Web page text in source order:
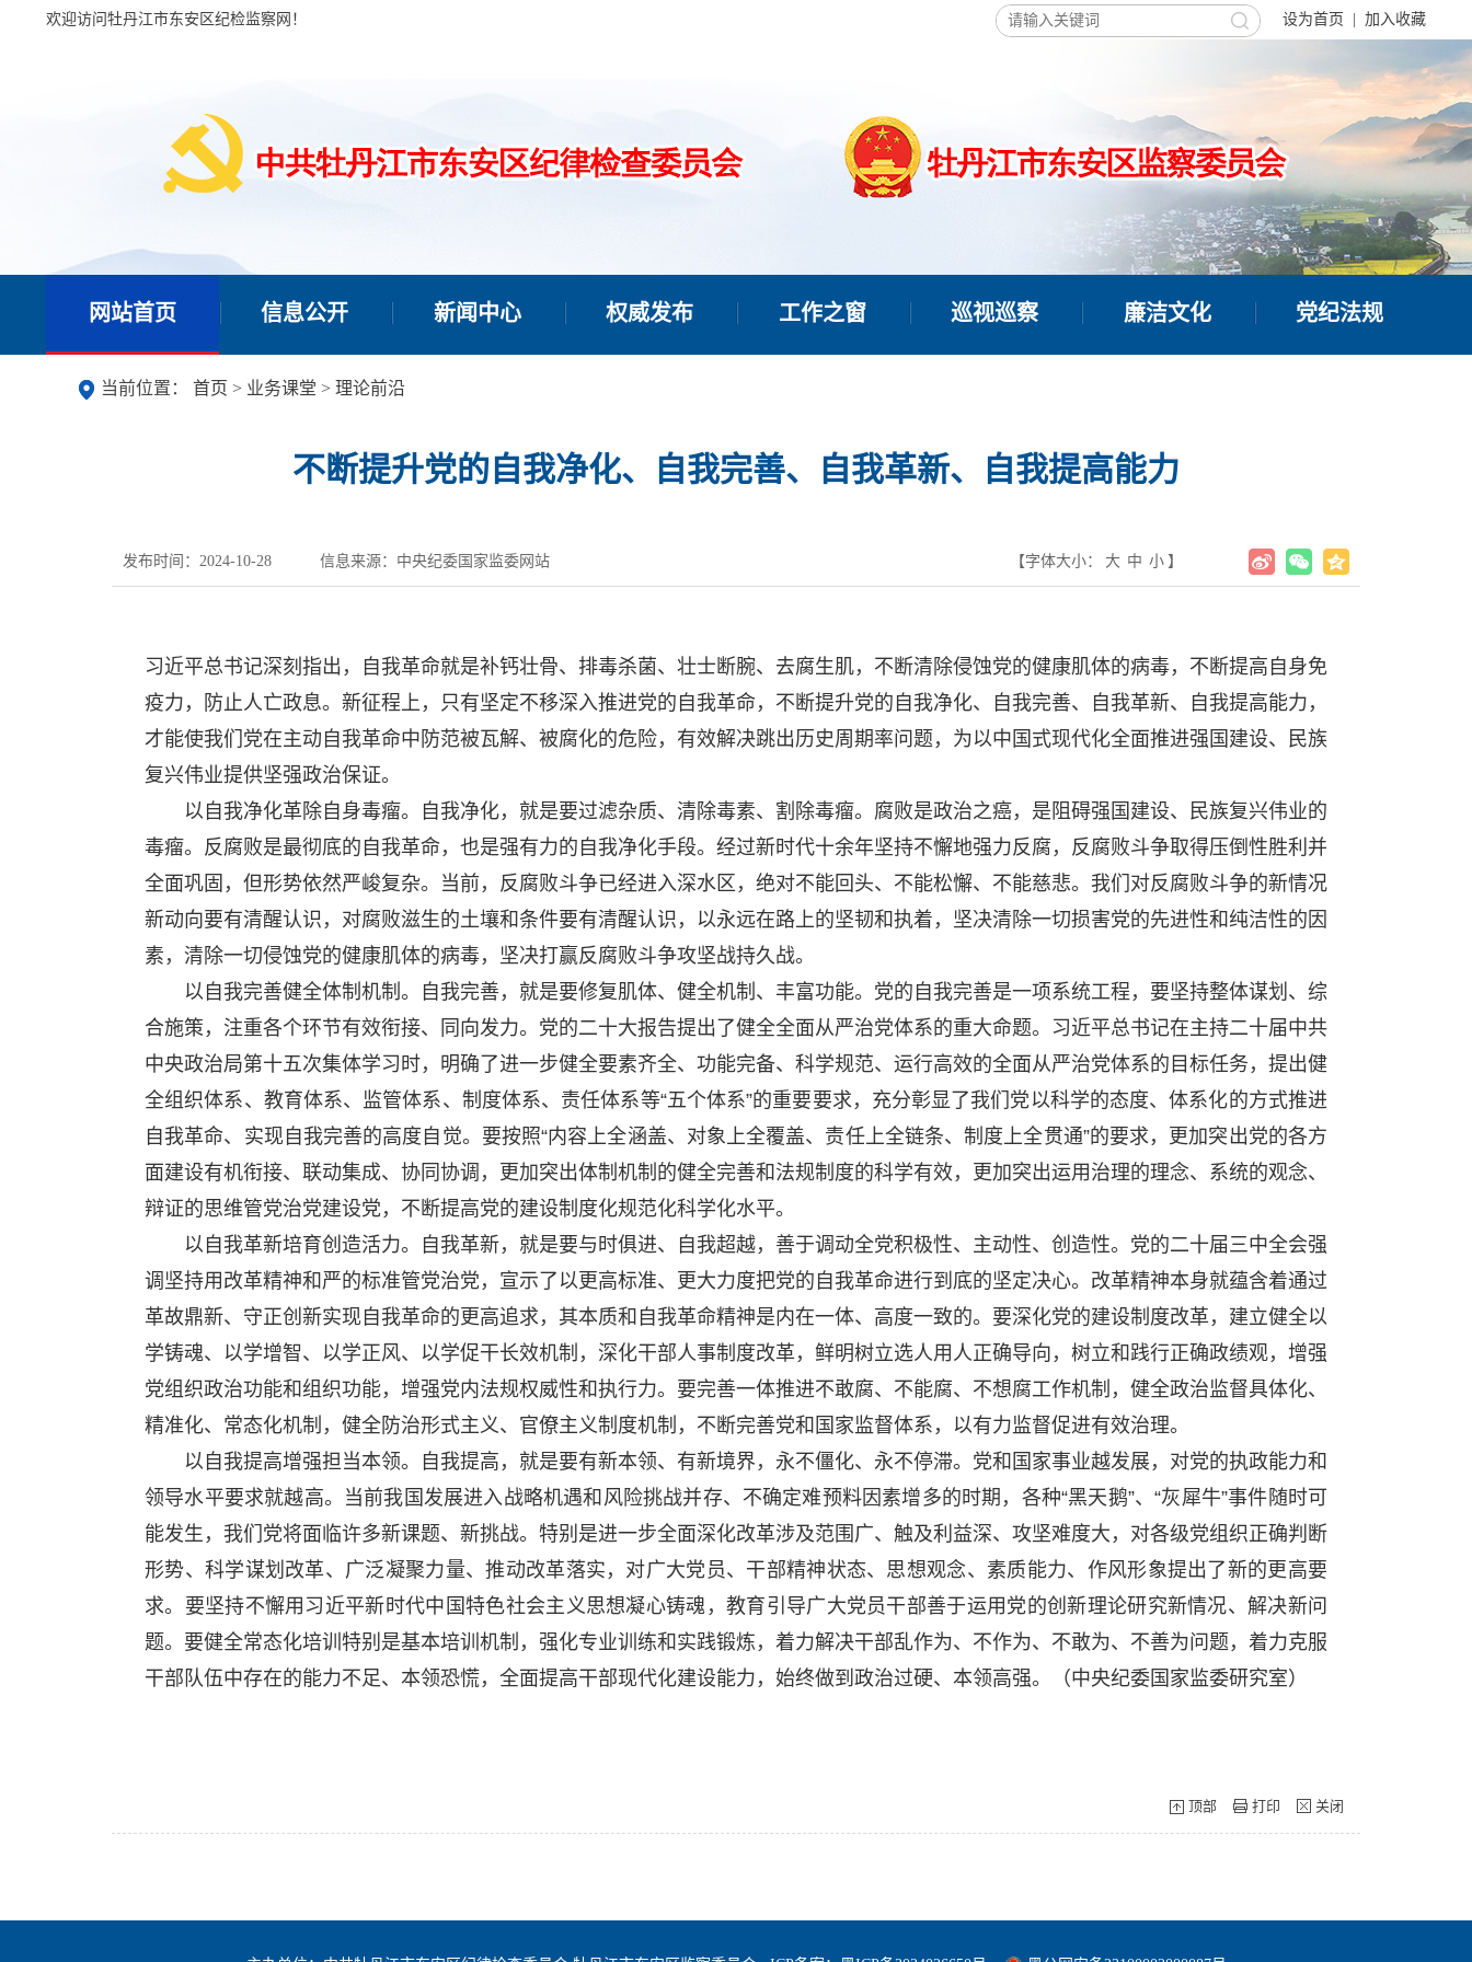
欢迎访问牡丹江市东安区纪检监察网！ 设为首页 加入收藏
网站首页 信息公开 新闻中心 权威发布 工作之窗 巡视巡察 廉洁文化 党纪法规
当前位置： 首页 > 业务课堂 > 理论前沿
不断提升党的自我净化、自我完善、自我革新、自我提高能力
发布时间：2024-10-28 信息来源：中央纪委国家监委网站 【字体大小： 大 中 小 】
习近平总书记深刻指出，自我革命就是补钙壮骨、排毒杀菌、壮士断腕、去腐生肌，不断清除侵蚀党的健康肌体的病毒，不断提高自身免
疫力，防止人亡政息。新征程上，只有坚定不移深入推进党的自我革命，不断提升党的自我净化、自我完善、自我革新、自我提高能力，
才能使我们党在主动自我革命中防范被瓦解、被腐化的危险，有效解决跳出历史周期率问题，为以中国式现代化全面推进强国建设、民族
复兴伟业提供坚强政治保证。
以自我净化革除自身毒瘤。自我净化，就是要过滤杂质、清除毒素、割除毒瘤。腐败是政治之癌，是阻碍强国建设、民族复兴伟业的
毒瘤。反腐败是最彻底的自我革命，也是强有力的自我净化手段。经过新时代十余年坚持不懈地强力反腐，反腐败斗争取得压倒性胜利并
全面巩固，但形势依然严峻复杂。当前，反腐败斗争已经进入深水区，绝对不能回头、不能松懈、不能慈悲。我们对反腐败斗争的新情况
新动向要有清醒认识，对腐败滋生的土壤和条件要有清醒认识，以永远在路上的坚韧和执着，坚决清除一切损害党的先进性和纯洁性的因
素，清除一切侵蚀党的健康肌体的病毒，坚决打赢反腐败斗争攻坚战持久战。
以自我完善健全体制机制。自我完善，就是要修复肌体、健全机制、丰富功能。党的自我完善是一项系统工程，要坚持整体谋划、综
合施策，注重各个环节有效衔接、同向发力。党的二十大报告提出了健全全面从严治党体系的重大命题。习近平总书记在主持二十届中共
中央政治局第十五次集体学习时，明确了进一步健全要素齐全、功能完备、科学规范、运行高效的全面从严治党体系的目标任务，提出健
全组织体系、教育体系、监管体系、制度体系、责任体系等“五个体系”的重要要求，充分彰显了我们党以科学的态度、体系化的方式推进
自我革命、实现自我完善的高度自觉。要按照“内容上全涵盖、对象上全覆盖、责任上全链条、制度上全贯通”的要求，更加突出党的各方
面建设有机衔接、联动集成、协同协调，更加突出体制机制的健全完善和法规制度的科学有效，更加突出运用治理的理念、系统的观念、
辩证的思维管党治党建设党，不断提高党的建设制度化规范化科学化水平。
以自我革新培育创造活力。自我革新，就是要与时俱进、自我超越，善于调动全党积极性、主动性、创造性。党的二十届三中全会强
调坚持用改革精神和严的标准管党治党，宣示了以更高标准、更大力度把党的自我革命进行到底的坚定决心。改革精神本身就蕴含着通过
革故鼎新、守正创新实现自我革命的更高追求，其本质和自我革命精神是内在一体、高度一致的。要深化党的建设制度改革，建立健全以
学铸魂、以学增智、以学正风、以学促干长效机制，深化干部人事制度改革，鲜明树立选人用人正确导向，树立和践行正确政绩观，增强
党组织政治功能和组织功能，增强党内法规权威性和执行力。要完善一体推进不敢腐、不能腐、不想腐工作机制，健全政治监督具体化、
精准化、常态化机制，健全防治形式主义、官僚主义制度机制，不断完善党和国家监督体系，以有力监督促进有效治理。
以自我提高增强担当本领。自我提高，就是要有新本领、有新境界，永不僵化、永不停滞。党和国家事业越发展，对党的执政能力和
领导水平要求就越高。当前我国发展进入战略机遇和风险挑战并存、不确定难预料因素增多的时期，各种“黑天鹅”、“灰犀牛”事件随时可
能发生，我们党将面临许多新课题、新挑战。特别是进一步全面深化改革涉及范围广、触及利益深、攻坚难度大，对各级党组织正确判断
形势、科学谋划改革、广泛凝聚力量、推动改革落实，对广大党员、干部精神状态、思想观念、素质能力、作风形象提出了新的更高要
求。要坚持不懈用习近平新时代中国特色社会主义思想凝心铸魂，教育引导广大党员干部善于运用党的创新理论研究新情况、解决新问
题。要健全常态化培训特别是基本培训机制，强化专业训练和实践锻炼，着力解决干部乱作为、不作为、不敢为、不善为问题，着力克服
干部队伍中存在的能力不足、本领恐慌，全面提高干部现代化建设能力，始终做到政治过硬、本领高强。（中央纪委国家监委研究室）
顶部 打印 关闭